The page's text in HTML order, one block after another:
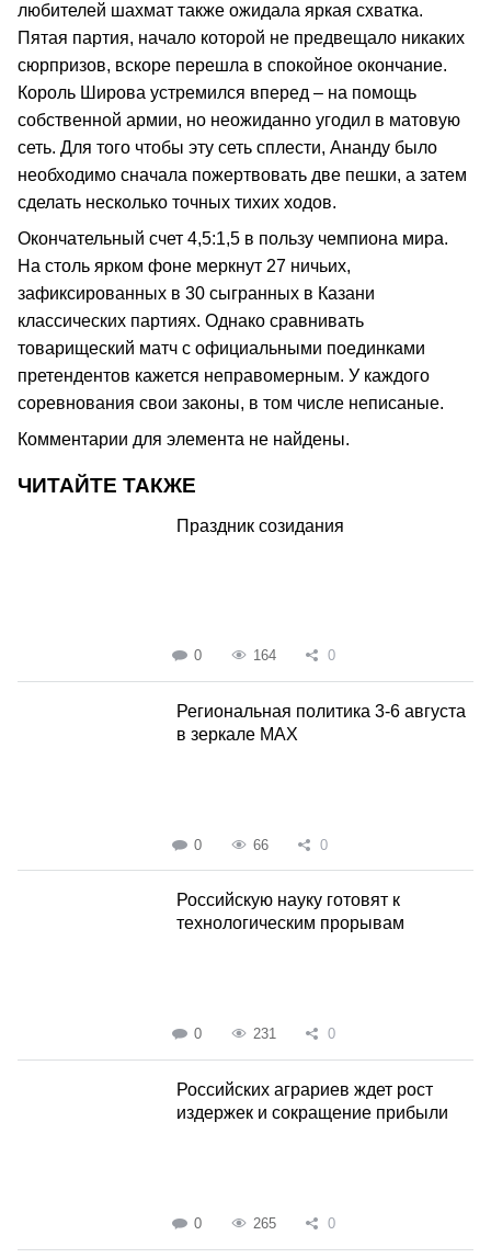
любителей шахмат также ожидала яркая схватка.
Пятая партия, начало которой не предвещало никаких
сюрпризов, вскоре перешла в спокойное окончание.
Король Широва устремился вперед – на помощь
собственной армии, но неожиданно угодил в матовую
сеть. Для того чтобы эту сеть сплести, Ананду было
необходимо сначала пожертвовать две пешки, а затем
сделать несколько точных тихих ходов.
Окончательный счет 4,5:1,5 в пользу чемпиона мира.
На столь ярком фоне меркнут 27 ничьих,
зафиксированных в 30 сыгранных в Казани
классических партиях. Однако сравнивать
товарищеский матч с официальными поединками
претендентов кажется неправомерным. У каждого
соревнования свои законы, в том числе неписаные.
Комментарии для элемента не найдены.
ЧИТАЙТЕ ТАКЖЕ
Праздник созидания
0 164 0
Региональная политика 3-6 августа
в зеркале MAX
0 66 0
Российскую науку готовят к
технологическим прорывам
0 231 0
Российских аграриев ждет рост
издержек и сокращение прибыли
0 265 0